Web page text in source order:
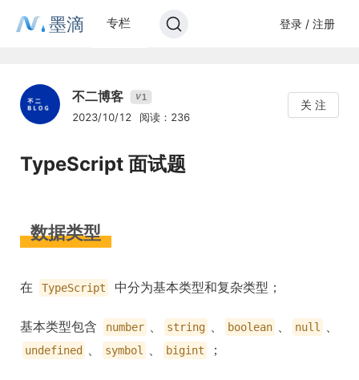
墨滴 专栏 登录 / 注册
不二博客 V1
2023/10/12 阅读：236
关 注
TypeScript 面试题
数据类型
在 TypeScript 中分为基本类型和复杂类型；
基本类型包含 number 、 string 、 boolean 、 null 、
undefined 、 symbol 、 bigint ；